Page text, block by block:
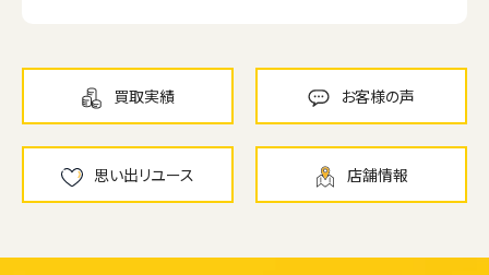
買取実績 お客様の声
思い出リユース 店舗情報